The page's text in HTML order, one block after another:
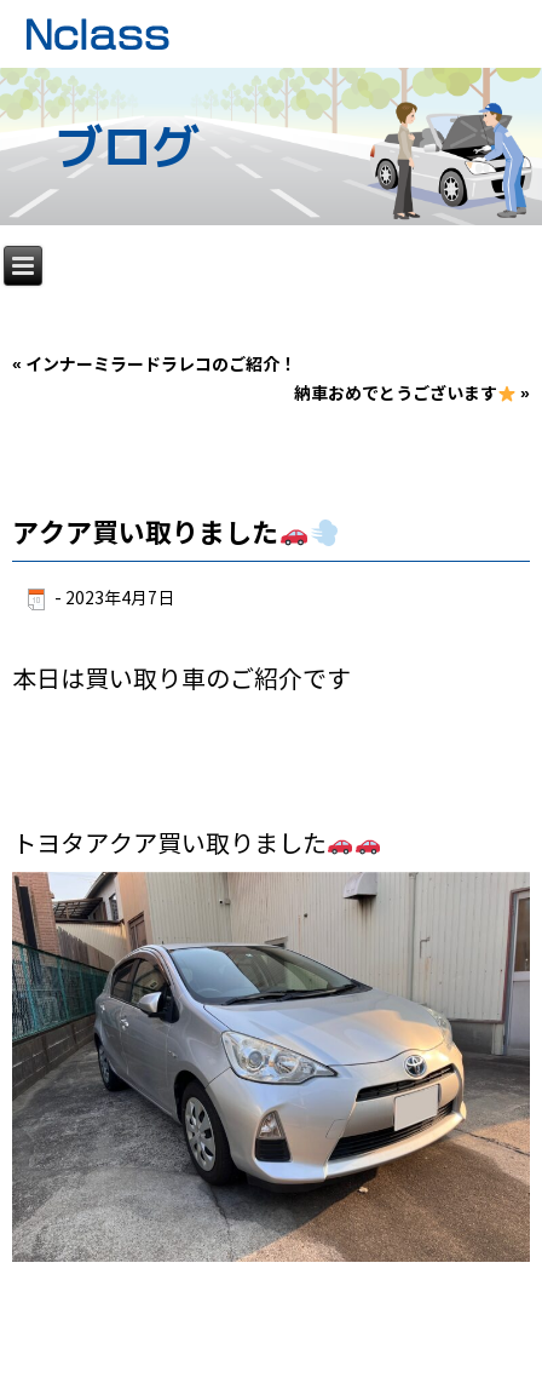
ブログ
« インナーミラードラレコのご紹介！
納車おめでとうございます
»
アクア買い取りました
- 2023年4月7日
本日は買い取り車のご紹介です
トヨタアクア買い取りました